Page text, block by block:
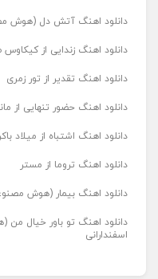
دانلود اهنگ آتش دل (هوش
دانلود اهنگ زندایی از
دانلود اهنگ تقدیر از تور زمری
دانلود اهنگ حضور تنهایی از
دانلود اهنگ اشتباه از میلاد
دانلود اهنگ تروما از مستر
دانلود اهنگ بیمار (هوش
دانلود اهنگ تو باور خیال
اسفندارانی